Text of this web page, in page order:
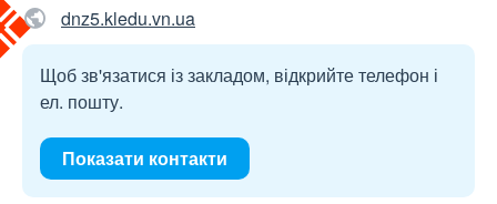
dnz5.kledu.vn.ua
Щоб зв'язатися із закладом, відкрийте телефон і
ел. пошту.
Показати контакти